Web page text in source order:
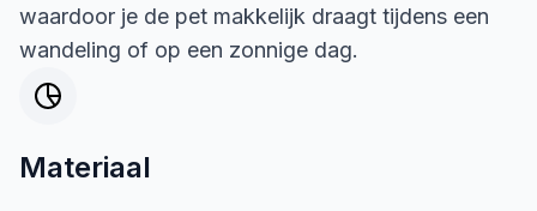
waardoor je de pet makkelijk draagt tijdens een
wandeling of op een zonnige dag.
Materiaal